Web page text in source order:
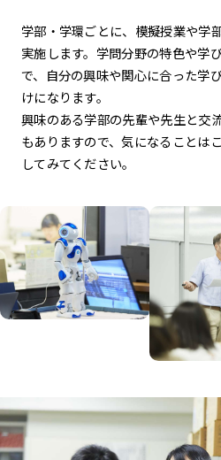
学部・学環ごとに、模擬授業や学
実施します。 学問分野の特色や学
で、
自分の興味や関心に合った学
けになります。
興味のある学部の先輩や先生と交
もありますので、気になることは
してみてください。